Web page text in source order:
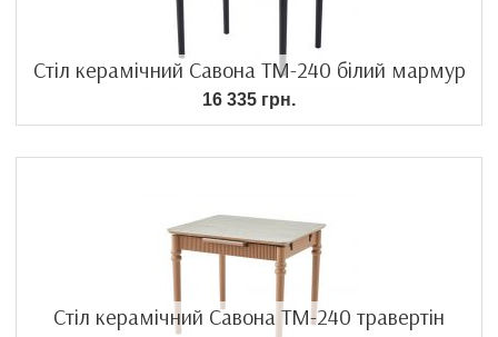
Стіл керамічний Савона TM-240 білий мармур
16 335 грн.
Стіл керамічний Савона TM-240 травертін